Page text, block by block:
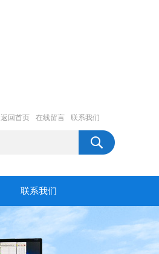
返回首页 在线留言 联系我们
联系我们